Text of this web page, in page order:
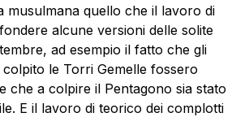
musulmana quello che il lavoro di
alcune versioni delle solite
ad esempio il fatto che gli
le Torri Gemelle fossero
che a colpire il Pentagono sia stato
E il lavoro di teorico dei complotti